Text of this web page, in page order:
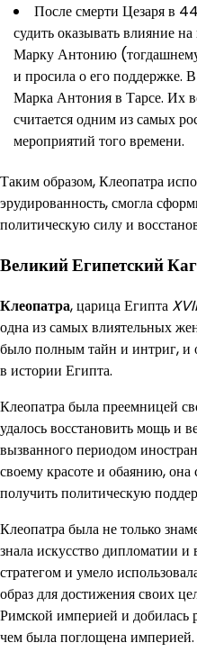
После смерти Цезаря в
судить оказывать влияние
Марку Антонию
и просила о его поддержке.
Марка Антония в Тарсе. Их
считается одним из самых
мероприятий того времени.
Таким образом, Клеопатра
эрудированность, смогла
политическую силу и
Великий Египетский
Клеопатра, царица Египта
одна из самых влиятельных
было полным тайн и интриг, и
в истории Египта.
Клеопатра была преемницей
удалось восстановить мощь и
вызванного периодом
своему красоте и обаянию, она
получить политическую
Клеопатра была не только
знала искусство дипломатии
стратегом и умело
образ для достижения своих
Римской империей и добилась
чем была поглощена империей.